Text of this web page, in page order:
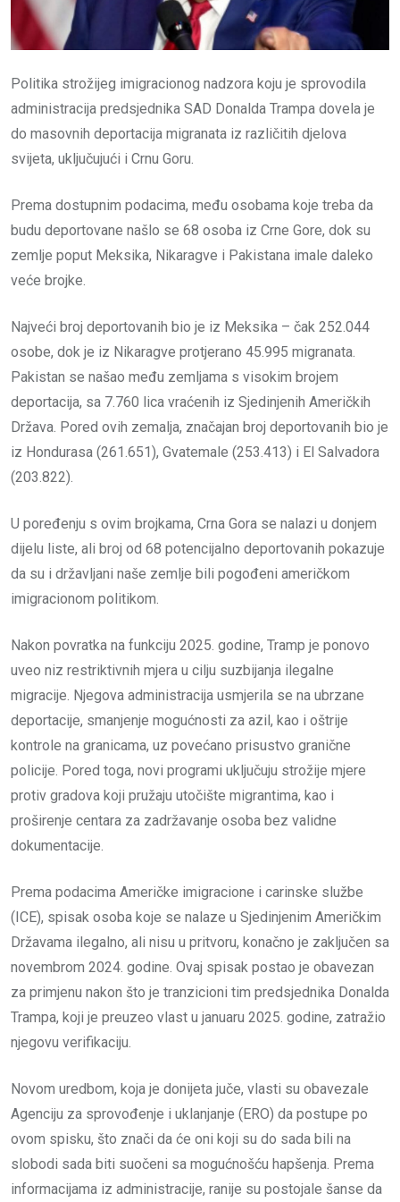
Politika strožijeg imigracionog nadzora koju je sprovodila
administracija predsjednika SAD Donalda Trampa dovela je
do masovnih deportacija migranata iz različitih djelova
svijeta, uključujući i Crnu Goru.
Prema dostupnim podacima, među osobama koje treba da
budu deportovane našlo se 68 osoba iz Crne Gore, dok su
zemlje poput Meksika, Nikaragve i Pakistana imale daleko
veće brojke.
Najveći broj deportovanih bio je iz Meksika – čak 252.044
osobe, dok je iz Nikaragve protjerano 45.995 migranata.
Pakistan se našao među zemljama s visokim brojem
deportacija, sa 7.760 lica vraćenih iz Sjedinjenih Američkih
Država. Pored ovih zemalja, značajan broj deportovanih bio je
iz Hondurasa (261.651), Gvatemale (253.413) i El Salvadora
(203.822).
U poređenju s ovim brojkama, Crna Gora se nalazi u donjem
dijelu liste, ali broj od 68 potencijalno deportovanih pokazuje
da su i državljani naše zemlje bili pogođeni američkom
imigracionom politikom.
Nakon povratka na funkciju 2025. godine, Tramp je ponovo
uveo niz restriktivnih mjera u cilju suzbijanja ilegalne
migracije. Njegova administracija usmjerila se na ubrzane
deportacije, smanjenje mogućnosti za azil, kao i oštrije
kontrole na granicama, uz povećano prisustvo granične
policije. Pored toga, novi programi uključuju strožije mjere
protiv gradova koji pružaju utočište migrantima, kao i
proširenje centara za zadržavanje osoba bez validne
dokumentacije.
Prema podacima Američke imigracione i carinske službe
(ICE), spisak osoba koje se nalaze u Sjedinjenim Američkim
Državama ilegalno, ali nisu u pritvoru, konačno je zaključen sa
novembrom 2024. godine. Ovaj spisak postao je obavezan
za primjenu nakon što je tranzicioni tim predsjednika Donalda
Trampa, koji je preuzeo vlast u januaru 2025. godine, zatražio
njegovu verifikaciju.
Novom uredbom, koja je donijeta juče, vlasti su obavezale
Agenciju za sprovođenje i uklanjanje (ERO) da postupe po
ovom spisku, što znači da će oni koji su do sada bili na
slobodi sada biti suočeni sa mogućnošću hapšenja. Prema
informacijama iz administracije, ranije su postojale šanse da